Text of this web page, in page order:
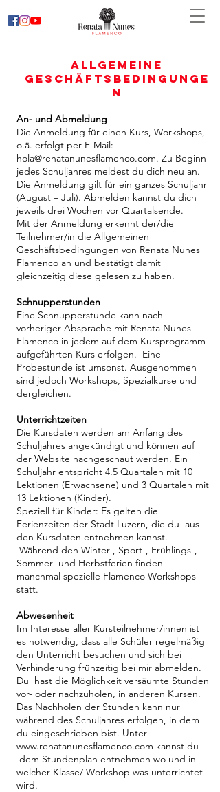
Allgemeine
Geschäftsbedingunge
n
An- und Abmeldung
Die Anmeldung für einen Kurs, Workshops,
o.ä. erfolgt per E-Mail:
hola@renatanunesflamenco.com. Zu Beginn
jedes Schuljahres meldest du dich neu an.
Die Anmeldung gilt für ein ganzes Schuljahr
(August – Juli). Abmelden kannst du dich
jeweils drei Wochen vor Quartalsende.
Mit der Anmeldung erkennt der/die
Teilnehmer/in die Allgemeinen
Geschäftsbedingungen von Renata Nunes
Flamenco an und bestätigt damit
gleichzeitig diese gelesen zu haben.
Schnupperstunden
Eine Schnupperstunde kann nach
vorheriger Absprache mit Renata Nunes
Flamenco in jedem auf dem Kursprogramm
aufgeführten Kurs erfolgen. Eine
Probestunde ist umsonst. Ausgenommen
sind jedoch Workshops, Spezialkurse und
dergleichen.
Unterrichtzeiten
Die Kursdaten werden am Anfang des
Schuljahres angekündigt und können auf
der Website nachgeschaut werden. Ein
Schuljahr entspricht 4.5 Quartalen mit 10
Lektionen (Erwachsene) und 3 Quartalen mit
13 Lektionen (Kinder).
Speziell für Kinder: Es gelten die
Ferienzeiten der Stadt Luzern, die du aus
den Kursdaten entnehmen kannst.
Während den Winter-, Sport-, Frühlings-,
Sommer- und Herbstferien finden
manchmal spezielle Flamenco Workshops
statt.
Abwesenheit
Im Interesse aller Kursteilnehmer/innen ist
es notwendig, dass alle Schüler regelmäßig
den Unterricht besuchen und sich bei
Verhinderung frühzeitig bei mir abmelden.
Du hast die Möglichkeit versäumte Stunden
vor- oder nachzuholen, in anderen Kursen.
Das Nachholen der Stunden kann nur
während des Schuljahres erfolgen, in dem
du eingeschrieben bist. Unter
www.renatanunesflamenco.com kannst du
dem Stundenplan entnehmen wo und in
welcher Klasse/ Workshop was unterrichtet
wird.